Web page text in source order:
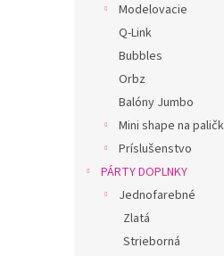
Modelovacie
Q-Link
Bubbles
Orbz
Balóny Jumbo
Mini shape na
Príslušenstvo
PÁRTY DOPLNKY
Jednofarebné
Zlatá
Strieborná